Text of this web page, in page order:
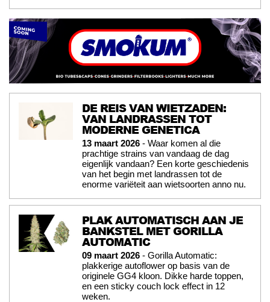
DE REIS VAN WIETZADEN:
VAN LANDRASSEN TOT
MODERNE GENETICA
13 maart 2026 - Waar komen al die
prachtige strains van vandaag de dag
eigenlijk vandaan? Een korte geschiedenis
van het begin met landrassen tot de
enorme variëteit aan wietsoorten anno nu.
PLAK AUTOMATISCH AAN JE
BANKSTEL MET GORILLA
AUTOMATIC
09 maart 2026 - Gorilla Automatic:
plakkerige autoflower op basis van de
originele GG4 kloon. Dikke harde toppen,
en een sticky couch lock effect in 12
weken.